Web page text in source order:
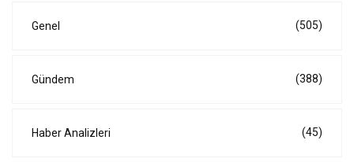
Genel (505)
Gündem (388)
Haber Analizleri (45)